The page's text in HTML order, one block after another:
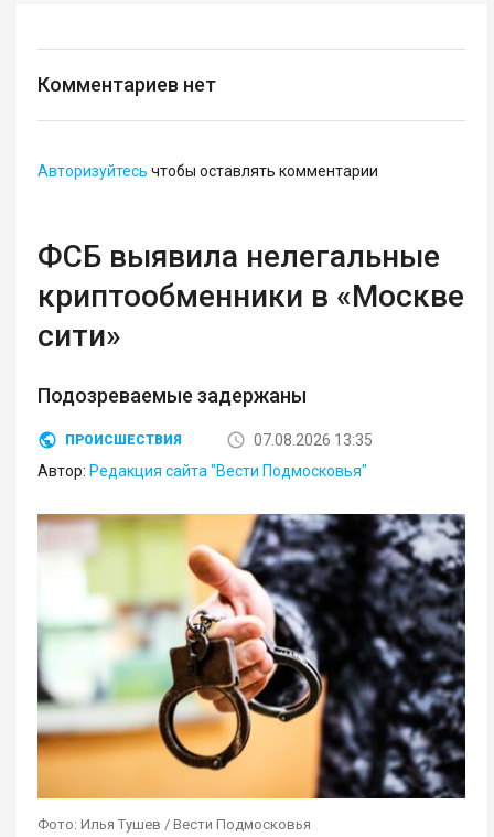
Комментариев нет
Авторизуйтесь чтобы оставлять комментарии
ФСБ выявила нелегальные
криптообменники в «Москве
сити»
Подозреваемые задержаны
ПРОИСШЕСТВИЯ
07.08.2026 13:35
Автор: Редакция сайта "Вести Подмосковья"
Фото: Илья Тушев / Вести Подмосковья